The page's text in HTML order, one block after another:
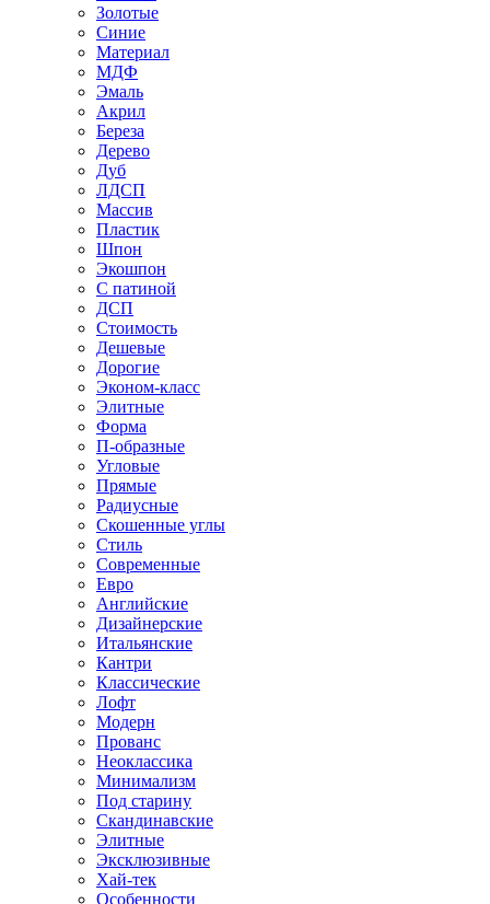
Золотые
Синие
Материал
МДФ
Эмаль
Акрил
Береза
Дерево
Дуб
ЛДСП
Массив
Пластик
Шпон
Экошпон
С патиной
ДСП
Стоимость
Дешевые
Дорогие
Эконом-класс
Элитные
Форма
П-образные
Угловые
Прямые
Радиусные
Скошенные углы
Стиль
Современные
Евро
Английские
Дизайнерские
Итальянские
Кантри
Классические
Лофт
Модерн
Прованс
Неоклассика
Минимализм
Под старину
Скандинавские
Элитные
Эксклюзивные
Хай-тек
Особенности